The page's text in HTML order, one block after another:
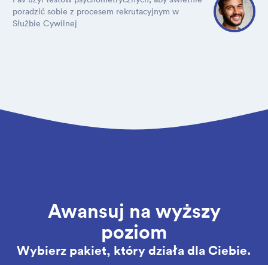
poradzić sobie z procesem rekrutacyjnym w
Służbie Cywilnej
Awansuj na wyższy
poziom
Wybierz pakiet, który działa dla Ciebie.